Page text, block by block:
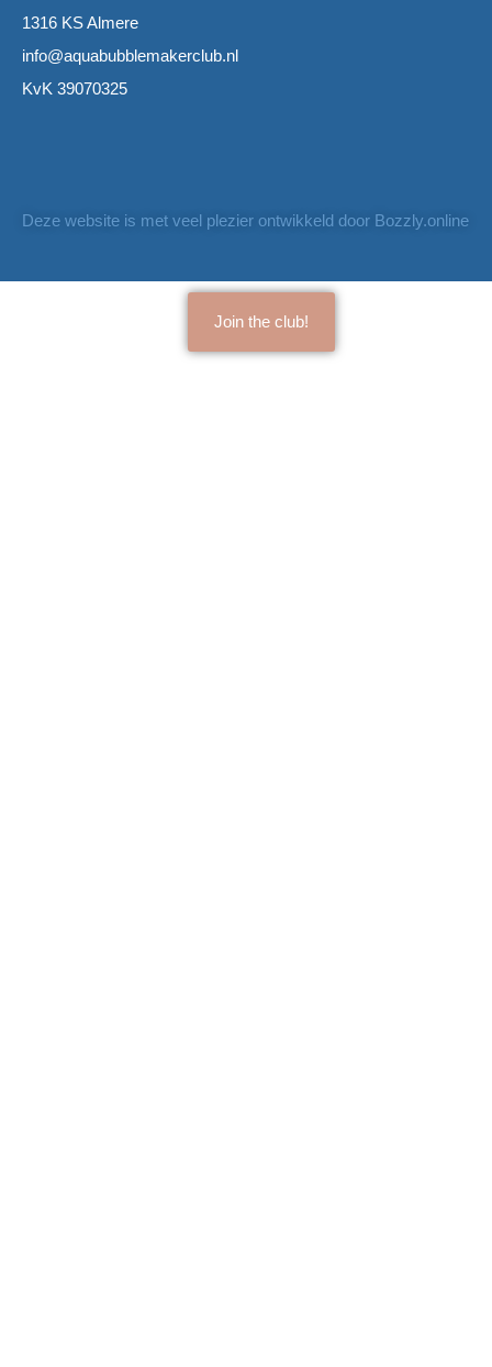
1316 KS Almere
info@aquabubblemakerclub.nl
KvK 39070325
Deze website is met veel plezier ontwikkeld door Bozzly.online
Join the club!